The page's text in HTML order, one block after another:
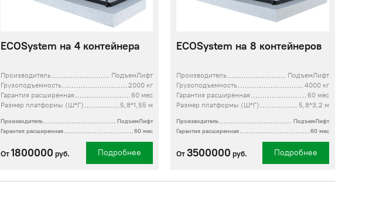
ECOSystem на 4 контейнера
Производитель
ПодъемЛифт
Грузоподъемность
2000 кг
Гарантия расширенная
60 мес
Размер платформы (Ш*Г)
5,8*1,55 м
Производитель
ПодъемЛифт
Гарантия расширенная
60 мес
От 1800000 руб. Подробнее
ECOSystem на 8 контейнеров
Производитель
ПодъемЛифт
Грузоподъемность
4000 кг
Гарантия расширенная
60 мес
Размер платформы (Ш*Г)
5,8*3,2 м
Производитель
ПодъемЛифт
Гарантия расширенная
60 мес
От3500000 руб. Подробнее